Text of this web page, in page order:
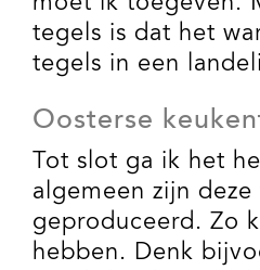
tegels is dat het
tegels in een
Oosterse
Tot slot ga ik het
algemeen zijn
geproduceerd. Zo
hebben. Denk